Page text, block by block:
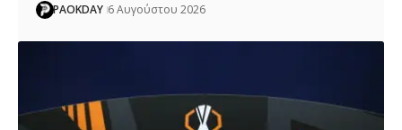
PAOKDAY 6 Αυγούστου 2026